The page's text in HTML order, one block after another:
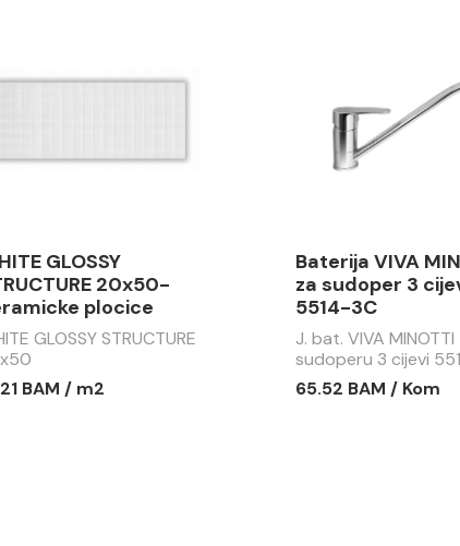
GLOSSY
20x50-
plocice
GLOSSY STRUCTURE
BAM / m2
Baterija VIVA
za sudoper 3
5514-3C
J. bat. VIVA MINOTTI
sudoperu 3 cijevi
65.52 BAM / Kom